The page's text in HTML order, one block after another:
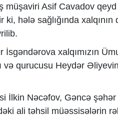
müşaviri Asif Cavadov
hələ sağlığında xalqının
xalqımızın
və qurucusu Heydər
İlkin Nəcəfov, Gəncə
ali təhsil müəssisələrin